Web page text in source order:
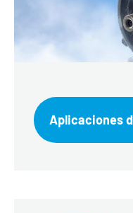
Aplicaciones